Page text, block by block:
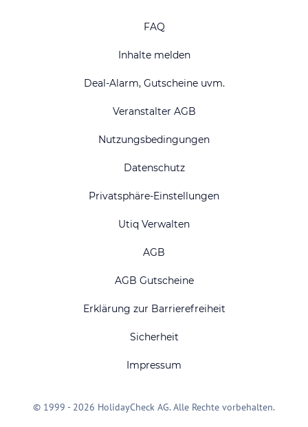
FAQ
Inhalte melden
Deal-Alarm, Gutscheine uvm.
Veranstalter AGB
Nutzungsbedingungen
Datenschutz
Privatsphäre-Einstellungen
Utiq Verwalten
AGB
AGB Gutscheine
Erklärung zur Barrierefreiheit
Sicherheit
Impressum
© 1999 - 2026 HolidayCheck AG. Alle Rechte vorbehalten.